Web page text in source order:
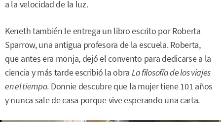
a la velocidad de la luz.
Keneth también le entrega un libro escrito por Roberta
Sparrow, una antigua profesora de la escuela. Roberta,
que antes era monja, dejó el convento para dedicarse a la
ciencia y más tarde escribió la obra La filosofía de los viajes
en el tiempo. Donnie descubre que la mujer tiene 101 años
y nunca sale de casa porque vive esperando una carta.